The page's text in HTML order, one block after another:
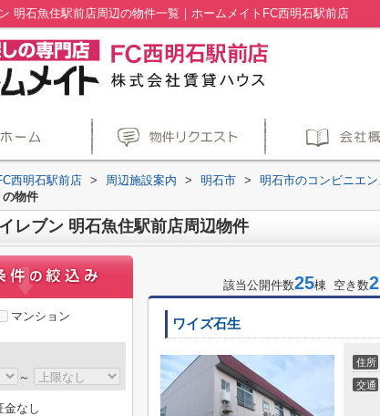
明石魚住駅前店周辺の物件一覧｜ホームメイトFC西明石駅前店
西明石駅前店 > 周辺施設案内 > 明石市 > 明石市のコンビニエ
の物件
レブン 明石魚住駅前店周辺物件
該当公開件数25棟 空き数
ワイズ石生
住所
交通
マンション
～
金なし